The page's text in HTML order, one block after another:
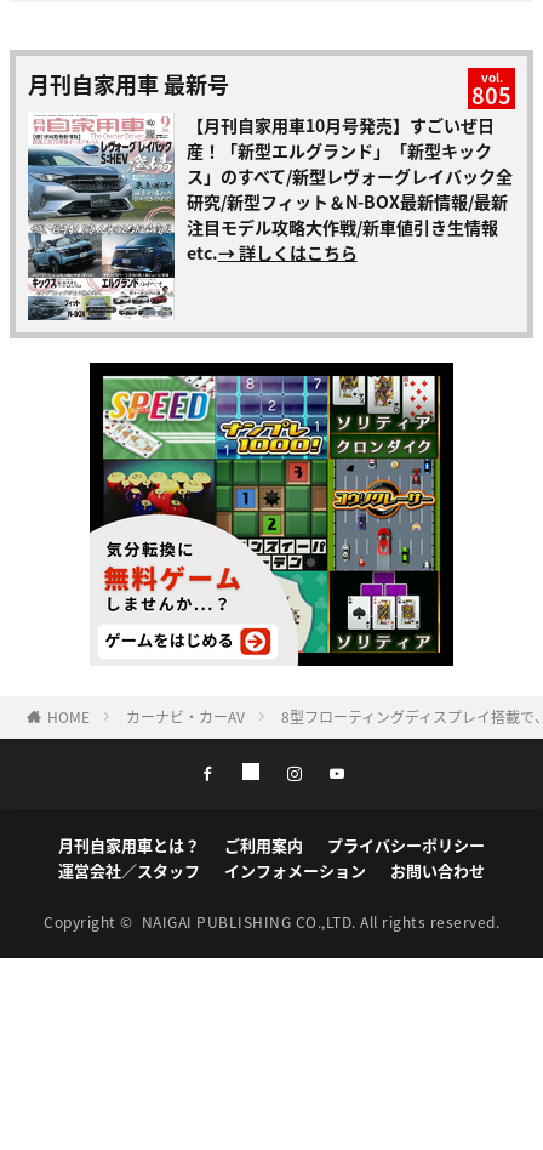
月刊自家用車 最新号 vol.
805
【月刊自家用車10月号発売】すごいぜ日
産！「新型エルグランド」「新型キック
ス」のすべて/新型レヴォーグレイバック全
研究/新型フィット＆N-BOX最新情報/最新
注目モデル攻略大作戦/新車値引き生情報
etc.→ 詳しくはこちら
HOME カーナビ・カーAV 8型フローティングディスプレイ搭載
月刊自家用車とは？ ご利用案内
プライバシーポリシー
運営会社／スタッフ
インフォメーション お問い合わせ
Copyright © NAIGAI PUBLISHING CO.,LTD. All rights reserved.